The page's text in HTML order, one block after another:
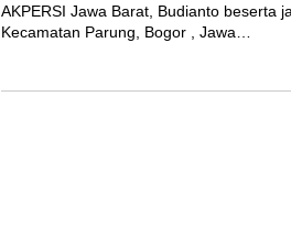
AKPERSI Jawa Barat, Budianto beserta
Kecamatan Parung, Bogor , Jawa…